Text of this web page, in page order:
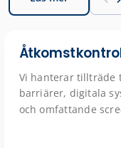
Vi hanterar tillträde
barriärer, digitala
och omfattande